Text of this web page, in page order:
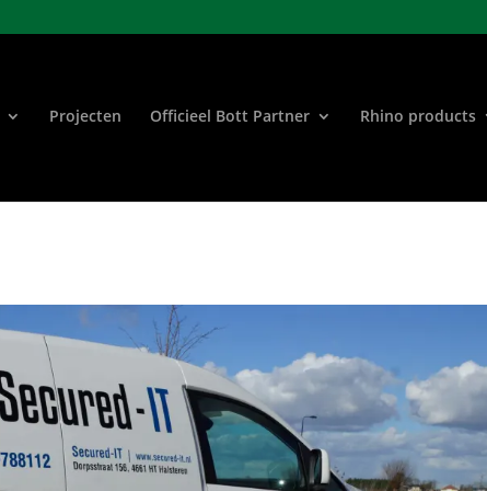
Projecten Officieel Bott Partner Rhino products